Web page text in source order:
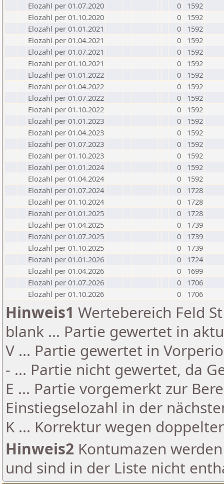
Elozahl per 01.07.2020
0
1592
Elozahl per 01.10.2020
0
1592
Elozahl per 01.01.2021
0
1592
Elozahl per 01.04.2021
0
1592
Elozahl per 01.07.2021
0
1592
Elozahl per 01.10.2021
0
1592
Elozahl per 01.01.2022
0
1592
Elozahl per 01.04.2022
0
1592
Elozahl per 01.07.2022
0
1592
Elozahl per 01.10.2022
0
1592
Elozahl per 01.01.2023
0
1592
Elozahl per 01.04.2023
0
1592
Elozahl per 01.07.2023
0
1592
Elozahl per 01.10.2023
0
1592
Elozahl per 01.01.2024
0
1592
Elozahl per 01.04.2024
0
1592
Elozahl per 01.07.2024
0
1728
Elozahl per 01.10.2024
0
1728
Elozahl per 01.01.2025
0
1728
Elozahl per 01.04.2025
0
1739
Elozahl per 01.07.2025
0
1739
Elozahl per 01.10.2025
0
1739
Elozahl per 01.01.2026
0
1724
Elozahl per 01.04.2026
0
1699
Elozahl per 01.07.2026
0
1706
Elozahl per 01.10.2026
0 1706
Hinweis1 Wertebereich Feld
blank ... Partie gewertet in
V ... Partie gewertet in
- ... Partie nicht gewertet, da
E ... Partie vorgemerkt zur
Einstiegselozahl in der
K ... Korrektur wegen
Hinweis2 Kontumazen
und sind in der Liste nicht